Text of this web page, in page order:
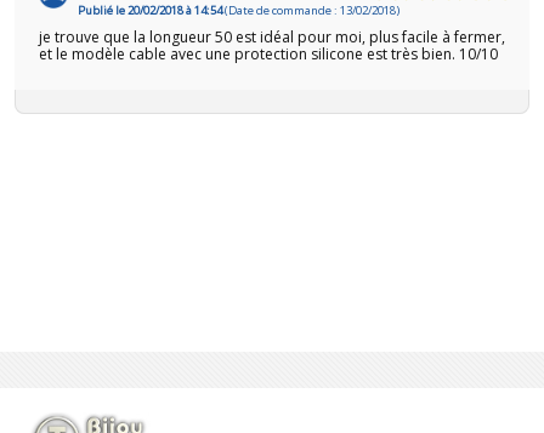
Publié le 20/02/2018 à 14:54(Date de commande : 13/02/2018)
je trouve que la longueur 50 est idéal pour moi, plus facile à fermer,
et le modèle cable avec une protection silicone est très bien. 10/10